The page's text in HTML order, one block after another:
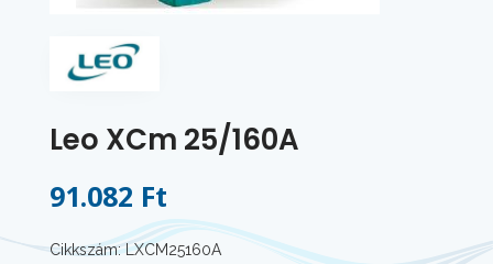
Leo XCm 25/160A
91.082 Ft
Cikkszám: LXCM25160A